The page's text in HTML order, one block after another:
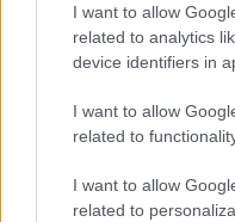
I want to allow
related to analytics
device identifiers in
I want to allow
related to
I want to allow
related to
μάθει αν θα
Ο Γιούσουφ
στο ζωγραφιστό
Τζον Ρόμπερσον
εξαιρετικός ήταν